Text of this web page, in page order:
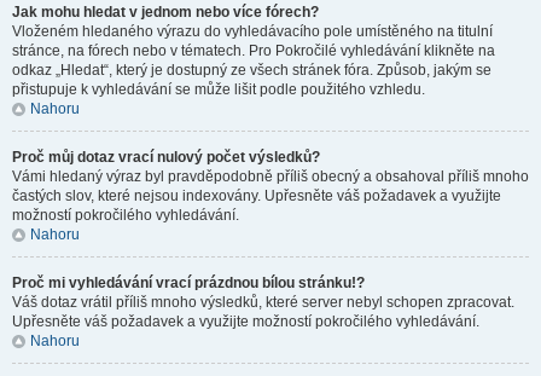
Jak mohu hledat v jednom nebo více fórech?
Vloženém hledaného výrazu do vyhledávacího pole umístěného na titulní
stránce, na fórech nebo v tématech. Pro Pokročilé vyhledávání klikněte na
odkaz „Hledat“, který je dostupný ze všech stránek fóra. Způsob, jakým se
přistupuje k vyhledávání se může lišit podle použitého vzhledu.
Nahoru
Proč můj dotaz vrací nulový počet výsledků?
Vámi hledaný výraz byl pravděpodobně příliš obecný a obsahoval příliš mnoho
častých slov, které nejsou indexovány. Upřesněte váš požadavek a využijte
možností pokročilého vyhledávání.
Nahoru
Proč mi vyhledávání vrací prázdnou bílou stránku!?
Váš dotaz vrátil příliš mnoho výsledků, které server nebyl schopen zpracovat.
Upřesněte váš požadavek a využijte možností pokročilého vyhledávání.
Nahoru